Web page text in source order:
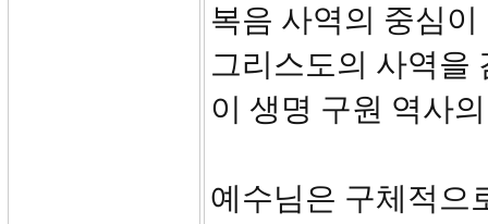
복음 사역의 중심
그리스도의 사역을
이 생명 구원 역사
예수님은 구체적으